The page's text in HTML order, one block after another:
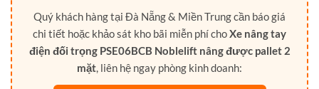
Quý khách hàng tại Đà Nẵng & Miền Trung cần báo giá
chi tiết hoặc khảo sát kho bãi miễn phí choXe nâng tay
điện đối trọng PSE06BCB Noblelift nâng được pallet 2
mặt , liên hệ ngay phòng kinh doanh: